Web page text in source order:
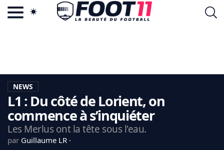
LA CHARTE
VIE PRIVÉE
CGU
CONTACTEZ-NOUS
NEWS
L1 : Du côté de Lorient, on
commence à s’inquiéter
Les Merlus ont la tête sous l'eau.
par Guillaume LR